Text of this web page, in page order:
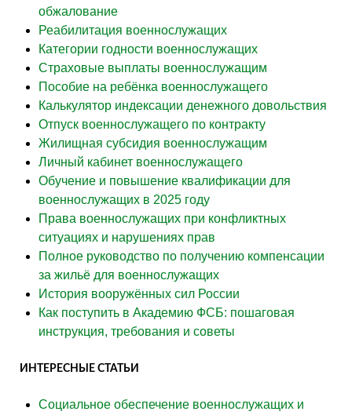
обжалование
Реабилитация военнослужащих
Категории годности военнослужащих
Страховые выплаты военнослужащим
Пособие на ребёнка военнослужащего
Калькулятор индексации денежного довольствия
Отпуск военнослужащего по контракту
Жилищная субсидия военнослужащим
Личный кабинет военнослужащего
Обучение и повышение квалификации для
военнослужащих в 2025 году
Права военнослужащих при конфликтных
ситуациях и нарушениях прав
Полное руководство по получению компенсации
за жильё для военнослужащих
История вооружённых сил России
Как поступить в Академию ФСБ: пошаговая
инструкция, требования и советы
ИНТЕРЕСНЫЕ СТАТЬИ
Социальное обеспечение военнослужащих и